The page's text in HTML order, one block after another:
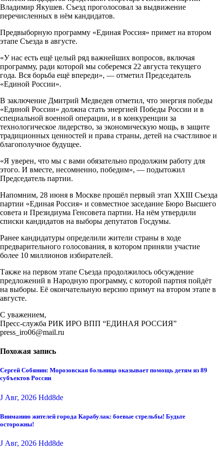
Владимир Якушев. Съезд проголосовал за выдвижение
перечисленных в нём кандидатов.
Предвыборную программу «Единая Россия» примет на втором
этапе Съезда в августе.
«У нас есть ещё целый ряд важнейших вопросов, включая
программу, ради которой мы соберемся 22 августа текущего
года. Вся борьба ещё впереди», — отметил Председатель
«Единой России».
В заключение Дмитрий Медведев отметил, что энергия победы
«Единой России» должна стать энергией Победы России и в
специальной военной операции, и в конкуренции за
технологическое лидерство, за экономическую мощь, в защите
традиционных ценностей и права страны, детей на счастливое и
благополучное будущее.
«Я уверен, что мы с вами обязательно продолжим работу для
этого. И вместе, несомненно, победим», — подытожил
Председатель партии.
Напомним, 28 июня в Москве прошёл первый этап XXIII Съезда
партии «Единая Россия» и совместное заседание Бюро Высшего
совета и Президиума Генсовета партии. На нём утвердили
списки кандидатов на выборы депутатов Госдумы.
Ранее кандидатуры определили жители страны в ходе
предварительного голосования, в котором приняли участие
более 10 миллионов избирателей.
Также на первом этапе Съезда продолжилось обсуждение
предложений в Народную программу, с которой партия пойдёт
на выборы. Её окончательную версию примут на втором этапе в
августе.
С уважением,
Пресс-служба РИК ИРО ВПП “ЕДИНАЯ РОССИЯ”
press_iro06@mail.ru
Похожая запись
Сергей Собянин: Морозовская больница оказывает помощь детям из 89
субъектов России
J Авг, 2026 Hdd8de
Вниманию жителей города Карабулак: боевые стрельбы! Будьте
осторожны!
J Авг, 2026 Hdd8de